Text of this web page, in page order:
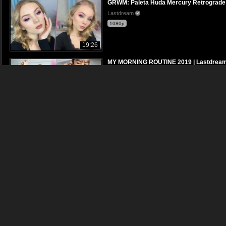
19:26
GRWM: Paleta Huda Mercury
Lastdream
1080p
MY MORNING ROUTINE 2019 |